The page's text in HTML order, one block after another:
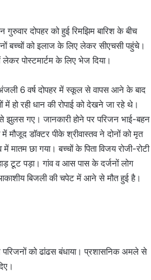
गुरुवार दोपहर को हुई रिमझिम बारिश के बीच
बच्चों को इलाज के लिए लेकर सीएचसी पहुंचे।
पोस्टमार्टम के लिए भेज दिया।
अंजली 6 वर्ष दोपहर में स्कूल से वापस आने के बाद
हो रही धान की रोपाई को देखने जा रहे थे।
गए। जानकारी होने पर परिजन भाई-बहन
डॉक्टर पीके श्रीवास्तव ने दोनों को मृत
छा गया। बच्चों के पिता विजय रोजी-रोटी
टूट पड़ा। गांव व आस पास के दर्जनों लोग
बिजली की चपेट में आने से मौत हुई है।
परिजनों को ढांढस बंधाया। प्रशासनिक अमले से